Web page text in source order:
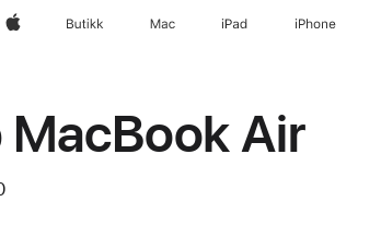
AppleButikk Mac iPad iPhone
MacBook Air